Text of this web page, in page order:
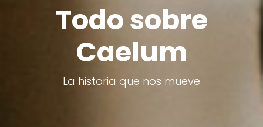
Todo sobre
Caelum
La historia que nos mueve